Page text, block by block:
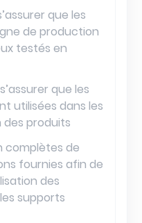
que les
de production
testés en
que les
utilisées dans les
des produits
complètes de
fournies afin de
des
supports